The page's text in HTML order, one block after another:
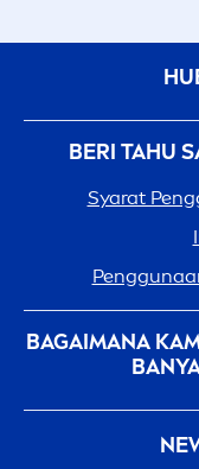
BERI TAHU
Syarat
BAGAIMANA
SejarahNIVEA-